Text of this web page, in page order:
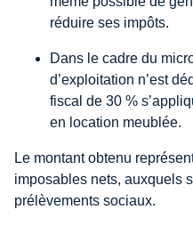
réduire ses impôts.
Dans le cadre du
d’exploitation n’est
fiscal de 30 %
en location meublée.
Le montant obtenu
imposables nets, auxquels
prélèvements sociaux.